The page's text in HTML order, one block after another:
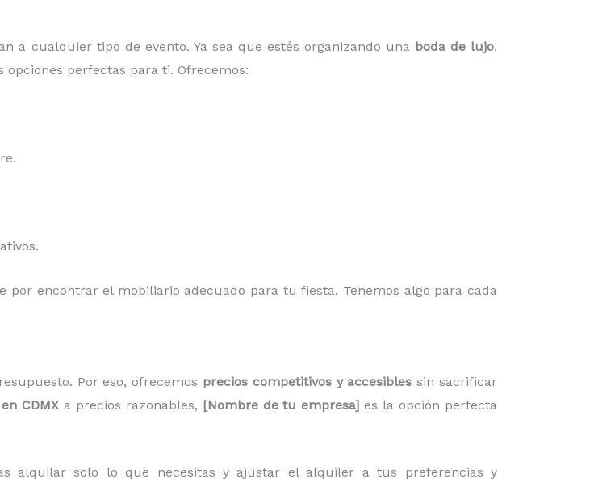
a cualquier tipo de evento. Ya sea que estés organizando una boda de lujo,
opciones perfectas para ti. Ofrecemos:
por encontrar el mobiliario adecuado para tu fiesta. Tenemos algo para cada
Por eso, ofrecemos precios competitivos y accesibles sin sacrificar
CDMXa precios razonables, [Nombre de tu empresa] es la opción perfecta
alquilar solo lo que necesitas y ajustar el alquiler a tus preferencias y